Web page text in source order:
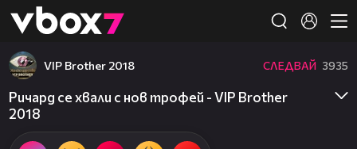
👾
VIP Brother 2018 СЛЕДВАЙ 3935
Ричард се хвали с нов трофей - VIP Brother
2018